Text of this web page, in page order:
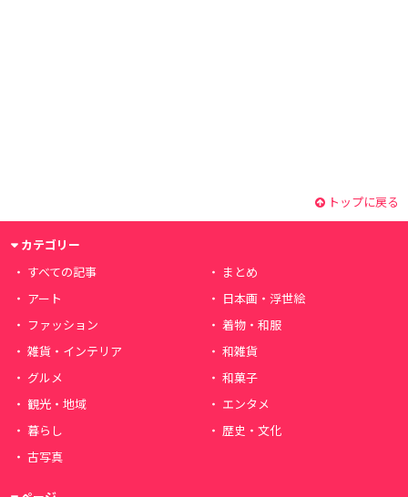
トップに戻る
カテゴリー
すべての記事
まとめ
アート
日本画・浮世絵
ファッション
着物・和服
雑貨・インテリア
和雑貨
グルメ
和菓子
観光・地域
エンタメ
暮らし
歴史・文化
古写真